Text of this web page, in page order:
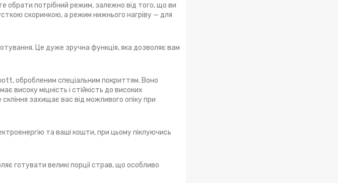
обрати потрібний режим, залежно від того, що ви
скоринкою, а режим нижнього нагріву — для
Це дуже зручна функція, яка дозволяє вам
обробленим спеціальним покриттям. Воно
високу міцність і стійкість до високих
захищає вас від можливого опіку при
та ваші кошти, при цьому піклуючись
готувати великі порції страв, що особливо